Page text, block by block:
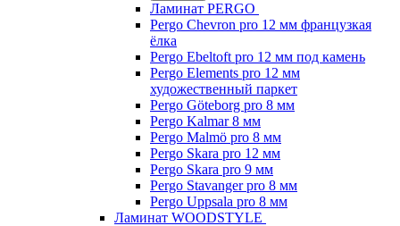
Ламинат PERGO
Pergo Chevron pro 12 мм французкая
ёлка
Pergo Ebeltoft pro 12 мм под камень
Pergo Elements pro 12 мм
художественный паркет
Pergo Göteborg pro 8 мм
Pergo Kalmar 8 мм
Pergo Malmö pro 8 мм
Pergo Skara pro 12 мм
Pergo Skara pro 9 мм
Pergo Stavanger pro 8 мм
Pergo Uppsala pro 8 мм
Ламинат WOODSTYLE